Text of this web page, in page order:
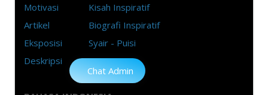
Motivasi
Artikel
Eksposisi
Deskripsi
Kisah Inspiratif
Biografi Inspiratif
Syair - Puisi
Chat Admin